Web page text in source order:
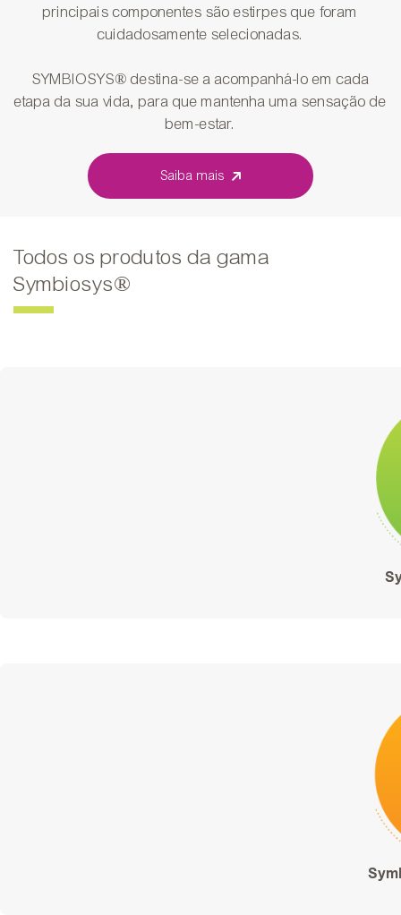
principais componentes são estirpes que foram
cuidadosamente selecionadas.
SYMBIOSYS® destina-se a acompanhá-lo em cada
etapa da sua vida, para que mantenha uma sensação de
bem-estar.
Saiba mais
Todos os produtos da gama
Symbiosys®